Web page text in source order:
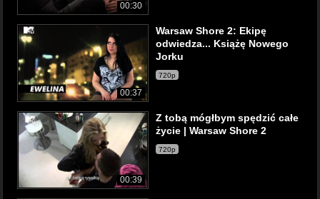
00:30
00:37
Warsaw Shore 2: Ekipę
odwiedza... Książę Nowego
Jorku
720p
00:39
Z tobą mógłbym spędzić całe
życie | Warsaw Shore 2
720p